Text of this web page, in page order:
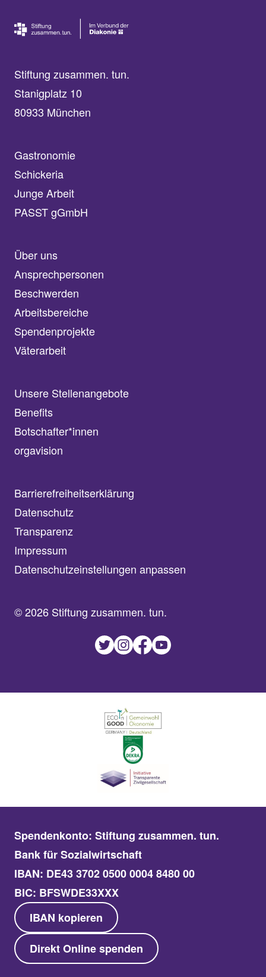
Stiftung zusammen. tun.
Stanigplatz 10
80933 München
Gastronomie
Schickeria
Junge Arbeit
PASST gGmbH
Über uns
Ansprechpersonen
Beschwerden
Arbeitsbereiche
Spendenprojekte
Väterarbeit
Unsere Stellenangebote
Benefits
Botschafter*innen
orgavision
Barrierefreiheitserklärung
Datenschutz
Transparenz
Impressum
Datenschutzeinstellungen anpassen
© 2026 Stiftung zusammen. tun.
Spendenkonto: Stiftung zusammen. tun.
Bank für Sozialwirtschaft
IBAN: DE43 3702 0500 0004 8480 00
BIC: BFSWDE33XXX
IBAN kopieren
Direkt Online spenden